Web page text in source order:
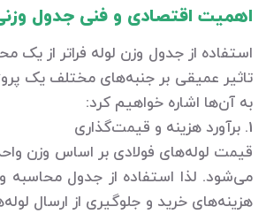
اهمیت اقتصادی و فنی جدول
استفاده از جدول وزن لوله فراتر از
تاثیر عمیقی بر جنبه‌های مختلف یک
به آن‌ها اشاره خواهیم کرد:
1. برآورد هزینه و قیمت‌گذاری
قیمت لوله‌های فولادی بر اساس وزن
می‌شود. لذا استفاده از جدول محاسبه
هزینه‌های خرید و جلوگیری از ارسال